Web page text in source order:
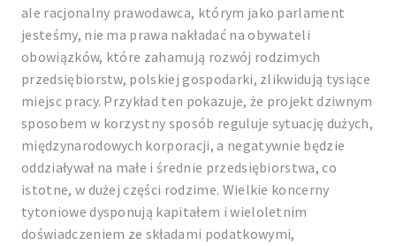
ale racjonalny prawodawca, którym jako parlament
jesteśmy, nie ma prawa nakładać na obywateli
obowiązków, które zahamują rozwój rodzimych
przedsiębiorstw, polskiej gospodarki, zlikwidują tysiące
miejsc pracy. Przykład ten pokazuje, że projekt dziwnym
sposobem w korzystny sposób reguluje sytuację dużych,
międzynarodowych korporacji, a negatywnie będzie
oddziaływał na małe i średnie przedsiębiorstwa, co
istotne, w dużej części rodzime. Wielkie koncerny
tytoniowe dysponują kapitałem i wieloletnim
doświadczeniem ze składami podatkowymi,